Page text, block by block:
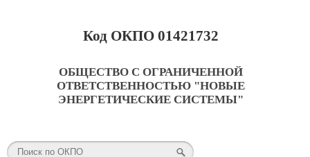
Код ОКПО 01421732
ОБЩЕСТВО С ОГРАНИЧЕННОЙ
ОТВЕТСТВЕННОСТЬЮ "НОВЫЕ
ЭНЕРГЕТИЧЕСКИЕ СИСТЕМЫ"